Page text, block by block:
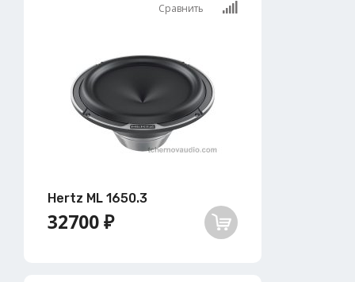
Сравнить
Hertz ML 1650.3
32700 ₽